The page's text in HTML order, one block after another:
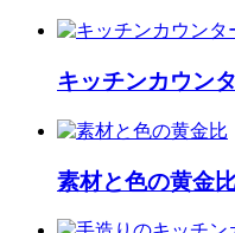
キッチンカウン
素材と色の黄金